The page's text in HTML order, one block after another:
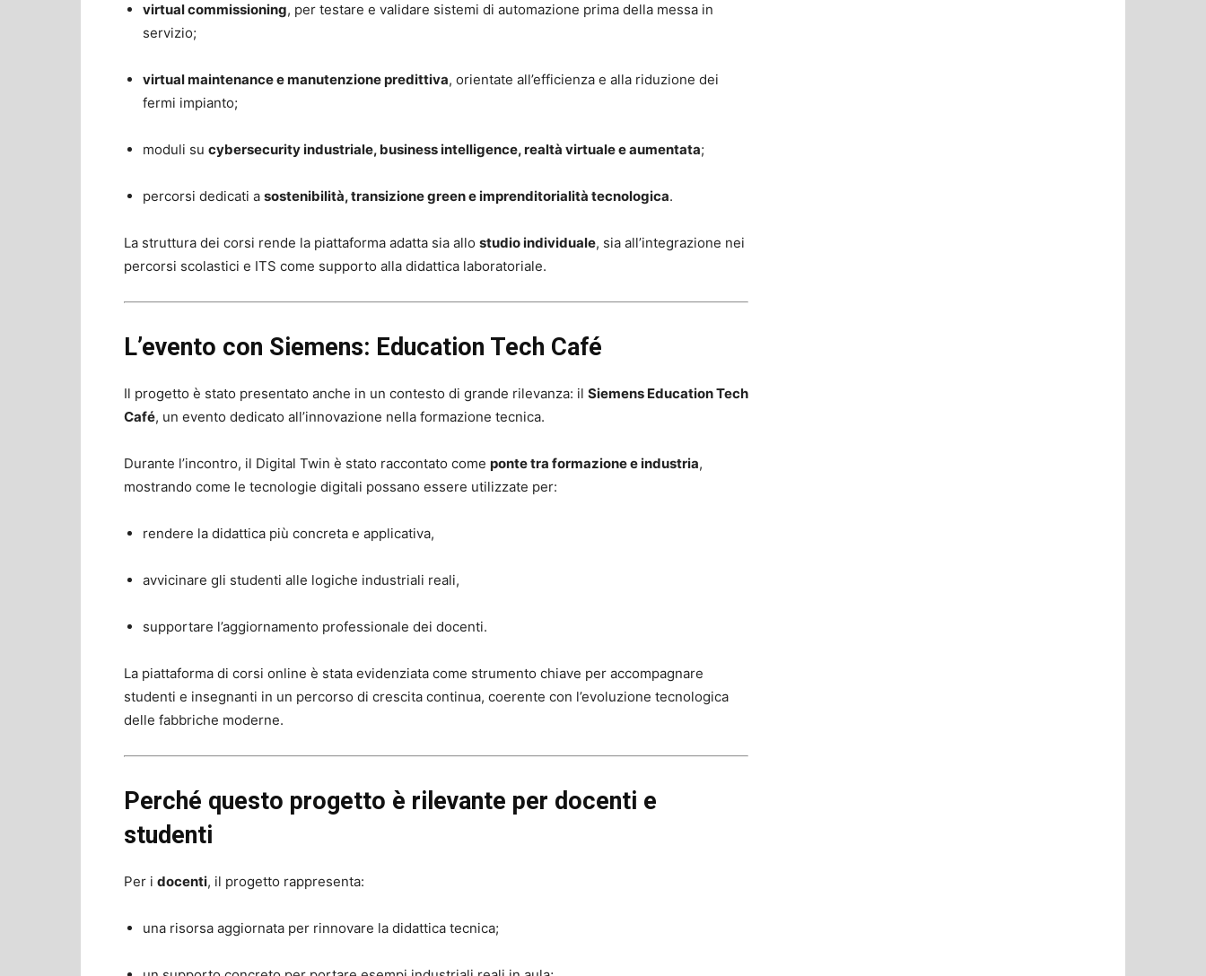
virtual commissioning, per testare e validare sistemi di automazione prima della messa in
servizio;
virtual maintenance e manutenzione predittiva, orientate all’efficienza e alla riduzione dei
fermi impianto;
moduli su cybersecurity industriale, business intelligence, realtà virtuale e aumentata;
percorsi dedicati a sostenibilità, transizione green e imprenditorialità tecnologica.
La struttura dei corsi rende la piattaforma adatta sia allo studio individuale, sia all’integrazione nei
percorsi scolastici e ITS come supporto alla didattica laboratoriale.
L’evento con Siemens: Education Tech Café
Il progetto è stato presentato anche in un contesto di grande rilevanza: il Siemens Education Tech
Café, un evento dedicato all’innovazione nella formazione tecnica.
Durante l’incontro, il Digital Twin è stato raccontato come ponte tra formazione e industria,
mostrando come le tecnologie digitali possano essere utilizzate per:
rendere la didattica più concreta e applicativa,
avvicinare gli studenti alle logiche industriali reali,
supportare l’aggiornamento professionale dei docenti.
La piattaforma di corsi online è stata evidenziata come strumento chiave per accompagnare
studenti e insegnanti in un percorso di crescita continua, coerente con l’evoluzione tecnologica
delle fabbriche moderne.
Perché questo progetto è rilevante per docenti e
studenti
Per i docenti, il progetto rappresenta:
una risorsa aggiornata per rinnovare la didattica tecnica;